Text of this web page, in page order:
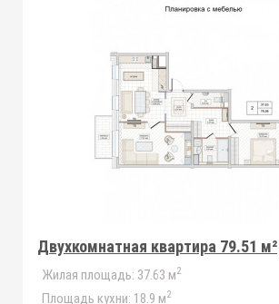
Двухкомнатная квартира 79.51 м²
Жилая площадь: 37.63 м2
Площадь кухни: 18.9 м2